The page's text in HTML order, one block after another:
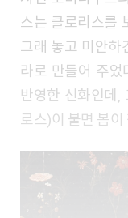
스는 클로리스를
그래 놓고 미안하
라로 만들어 주
반영한 신화인데,
로스)이 불면 봄이